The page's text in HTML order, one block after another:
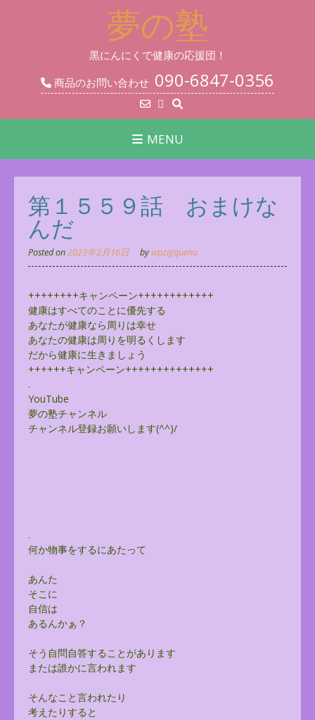
夢の塾
黒にんにくで健康の応援団！
商品のお問い合わせ 090-6847-0356
MENU
第１５５９話 おまけな
んだ
Posted on2023年2月16日 bywpzigquena
++++++++キャンペーン++++++++++++
健康はすべてのことに優先する
あなたが健康なら周りは幸せ
あなたの健康は周りを明るくします
だから健康に生きましょう
++++++キャンペーン++++++++++++++
.
YouTube
夢の塾チャンネル
チャンネル登録お願いします(^^)/
.
何か物事をするにあたって
あんた
そこに
自信は
あるんかぁ？
そう自問自答することがあります
または誰かに言われます
そんなこと言われたり
考えたりすると